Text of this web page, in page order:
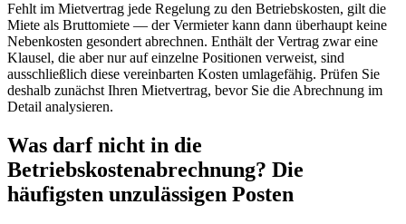
Fehlt im Mietvertrag jede Regelung zu den Betriebskosten, gilt die
Miete als Bruttomiete — der Vermieter kann dann überhaupt keine
Nebenkosten gesondert abrechnen. Enthält der Vertrag zwar eine
Klausel, die aber nur auf einzelne Positionen verweist, sind
ausschließlich diese vereinbarten Kosten umlagefähig. Prüfen Sie
deshalb zunächst Ihren Mietvertrag, bevor Sie die Abrechnung im
Detail analysieren.
Was darf nicht in die
Betriebskostenabrechnung? Die
häufigsten unzulässigen Posten